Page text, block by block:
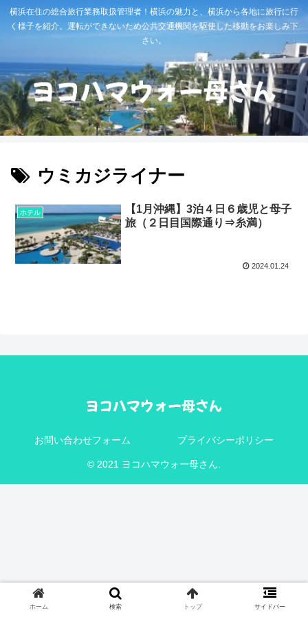
横浜在住の総合旅行業務取扱管理者！横浜の魅力と、横浜から各地に旅行に行
く様子を紹介。運転ができないため公共交通機関を駆使した移動をお楽しみ下
さい。
ウミカジライナー
ホテル
【1月沖縄】3泊４日６歳児と母子
旅（２日目国際通り⇒糸満）
2024.01.24
お問い合わせフォーム プライバシーポリシー
© 2021 ヨコハマウォー母さん.
ホーム 検索 トップ サイドバー